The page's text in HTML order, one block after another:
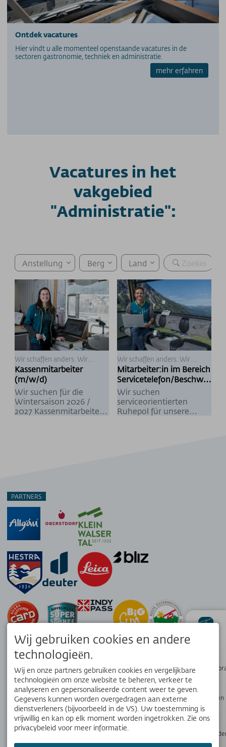
Ontdek vacatures
Hier vindt u alle momenteel openstaande vacatures in de
sectoren gastronomie, techniek en administratie.
mehr erfahren
Vacatures in het
vakgebied
"Administratie":
Anstellung Berg Land
Wir schaffen anders. Wir
schaffen familienfreundlich.
Kassenmitarbeiter
(m/w/d)
Wir suchen für die
Wintersaison 2026 /
2027 Kassenmitarbeiter
Wir schaffen anders. Wir
schaffen Aufmerksamkeit.
Mitarbeiter:in im Bereich
Servicetelefon/Beschwer
demanagement
(M/W/D)
Wir suchen
serviceorientierten
Ruhepol für unsere
Webcams en
weer
PARTNERS
APP
Jouw lokale reisgenoot. Download de gratis OK Bergbahnen app!
Wij gebruiken cookies en andere
technologieën.
Wij en onze partners gebruiken cookies en vergelijkbare
technologieën om onze website te beheren, verkeer te
analyseren en gepersonaliseerde content weer te geven.
Gegevens kunnen worden overgedragen aan externe
dienstverleners (bijvoorbeeld in de VS). Uw toestemming is
vrijwillig en kan op elk moment worden ingetrokken. Zie ons
privacybeleid voor meer informatie.